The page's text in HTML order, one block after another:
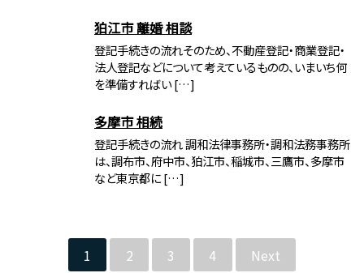
狛江市 離婚 相談
登記手続きの流れそのため、不動産登記・商業登記・
法人登記などについて考えているものの、いまいち何
を準備すればい […]
多摩市 相続
登記手続きの流れ 調和法律事務所・調和法務事務所
は、調布市、府中市、狛江市、稲城市、三鷹市、多摩市
など東京都に […]
1 2 3 4 Next